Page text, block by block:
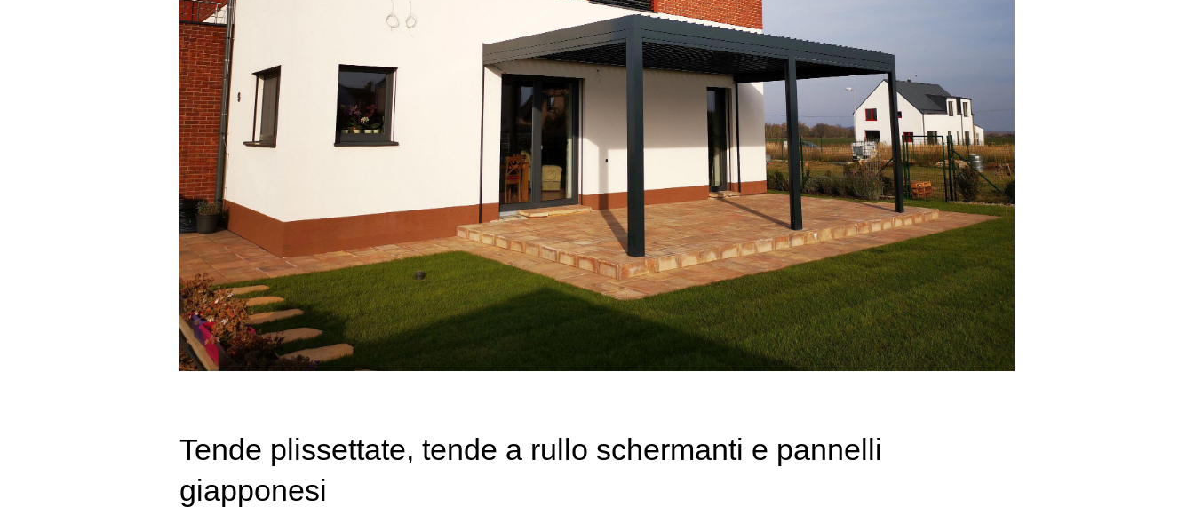
Tende plissettate, tende a rullo schermanti e pannelli
giapponesi